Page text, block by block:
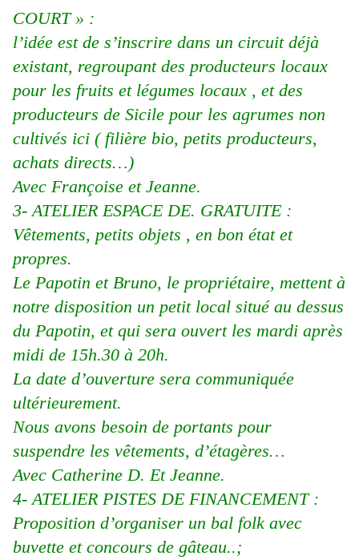
COURT » :
l’idée est de s’inscrire dans un circuit déjà
existant, regroupant des producteurs locaux
pour les fruits et légumes locaux , et des
producteurs de Sicile pour les agrumes non
cultivés ici ( filière bio, petits producteurs,
achats directs…)
Avec Françoise et Jeanne.
3- ATELIER ESPACE DE. GRATUITE :
Vêtements, petits objets , en bon état et
propres.
Le Papotin et Bruno, le propriétaire, mettent à
notre disposition un petit local situé au dessus
du Papotin, et qui sera ouvert les mardi après
midi de 15h.30 à 20h.
La date d’ouverture sera communiquée
ultérieurement.
Nous avons besoin de portants pour
suspendre les vêtements, d’étagères…
Avec Catherine D. Et Jeanne.
4- ATELIER PISTES DE FINANCEMENT :
Proposition d’organiser un bal folk avec
buvette et concours de gâteau..;